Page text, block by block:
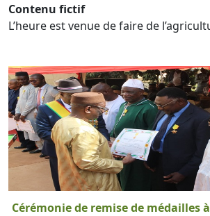
Contenu fictif
L’heure est venue de faire de
Cérémonie de remise de médailles